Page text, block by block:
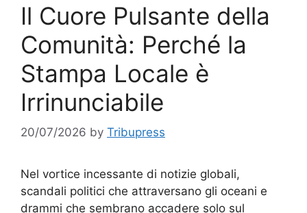
Il Cuore Pulsante della
Comunità: Perché la
Stampa Locale è
Irrinunciabile
20/07/2026 by Tribupress
Nel vortice incessante di notizie globali,
scandali politici che attraversano gli oceani e
drammi che sembrano accadere solo sul